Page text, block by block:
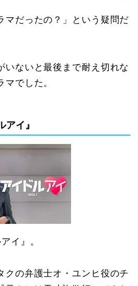
マだったの？」という疑問だ
いないと最後まで耐え切れな
でした。
イ』
イ』。
クの弁護士オ・ユンヒ役のチ